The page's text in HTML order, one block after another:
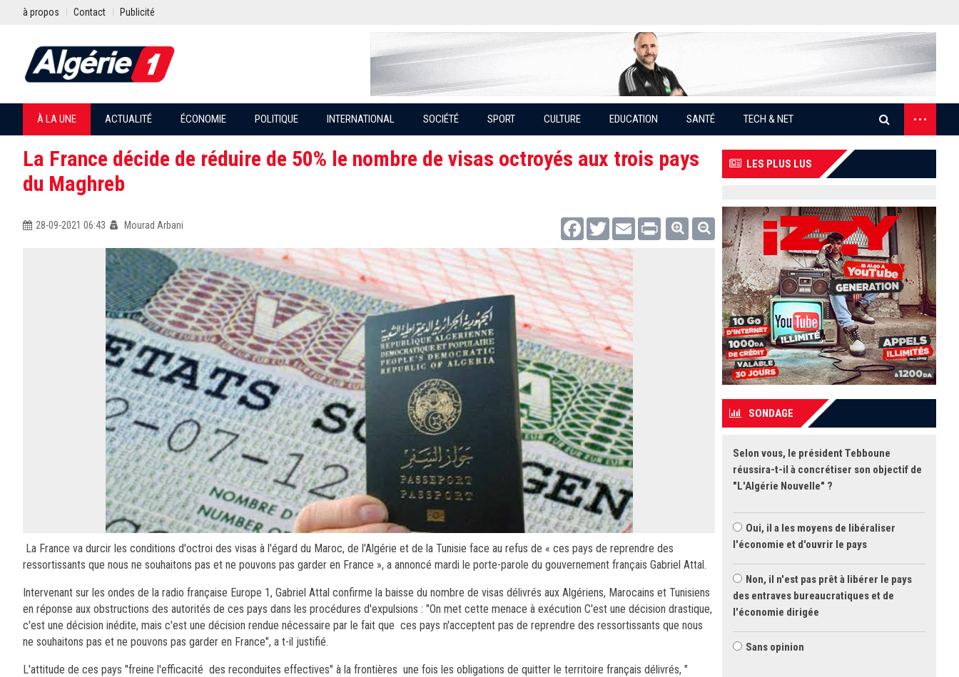
à propos Contact Publicité
À LA UNE ACTUALITÉ ÉCONOMIE POLITIQUE INTERNATIONAL SOCIÉTÉ SPORT CULTURE EDUCATION SANTÉ TECH & NET
...
La France décide de réduire de 50% le nombre de visas octroyés aux trois pays
du Maghreb
28-09-2021 06:43 Mourad Arbani FacebookTwitter Email Print
La France va durcir les conditions d'octroi des visas à l'égard du Maroc, de l'Algérie et de la Tunisie face au refus de « ces pays de reprendre des
ressortissants que nous ne souhaitons pas et ne pouvons pas garder en France », a annoncé mardi le porte-parole du gouvernement français Gabriel Attal.
Intervenant sur les ondes de la radio française Europe 1, Gabriel Attal confirme la baisse du nombre de visas délivrés aux Algériens, Marocains et Tunisiens
en réponse aux obstructions des autorités de ces pays dans les procédures d'expulsions : "On met cette menace à exécution C'est une décision drastique,
c'est une décision inédite, mais c'est une décision rendue nécessaire par le fait que ces pays n'acceptent pas de reprendre des ressortissants que nous
ne souhaitons pas et ne pouvons pas garder en France", a t-il justifié.
L'attitude de ces pays "freine l'efficacité des reconduites effectives" à la frontières une fois les obligations de quitter le territoire français délivrés, "
LES PLUS LUS
SONDAGE
Selon vous, le président Tebboune
réussira-t-il à concrétiser son objectif de
"L'Algérie Nouvelle" ?
Oui, il a les moyens de libéraliser
l'économie et d'ouvrir le pays
Non, il n'est pas prêt à libérer le pays
des entraves bureaucratiques et de
l'économie dirigée
Sans opinion